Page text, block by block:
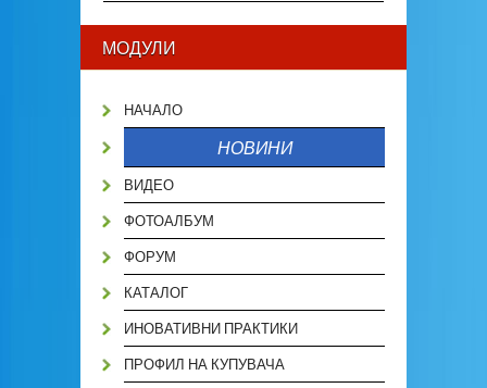
МОДУЛИ
НАЧАЛО
НОВИНИ
ВИДЕО
ФОТОАЛБУМ
ФОРУМ
КАТАЛОГ
ИНОВАТИВНИ ПРАКТИКИ
ПРОФИЛ НА КУПУВАЧА